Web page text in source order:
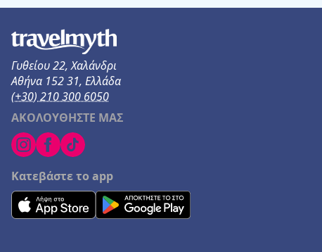
Γυθείου 22, Χαλάνδρι
Αθήνα 152 31, Ελλάδα
(+30) 210 300 6050
ΑΚΟΛΟΥΘΗΣΤΕ ΜΑΣ
Κατεβάστε το app